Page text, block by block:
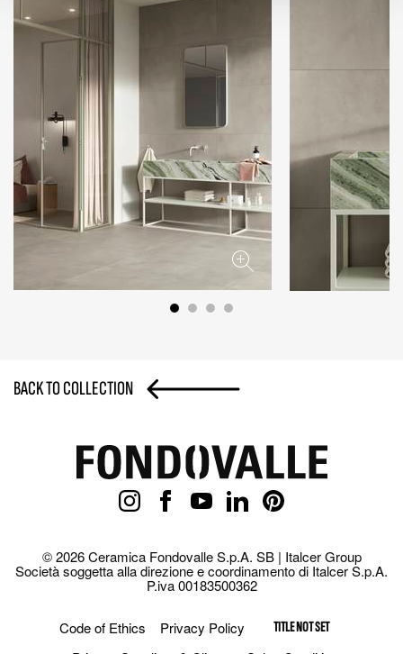
BACK TO COLLECTION
© 2026 Ceramica Fondovalle S.p.A. SB | Italcer Group
Società soggetta alla direzione e coordinamento di Italcer S.p.A.
P.iva 00183500362
Code of Ethics Privacy Policy TITLE NOT SET